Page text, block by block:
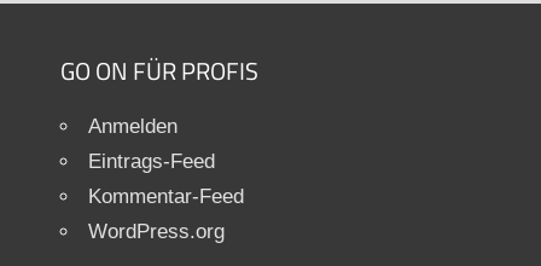
GO ON FÜR PROFIS
Anmelden
Eintrags-Feed
Kommentar-Feed
WordPress.org